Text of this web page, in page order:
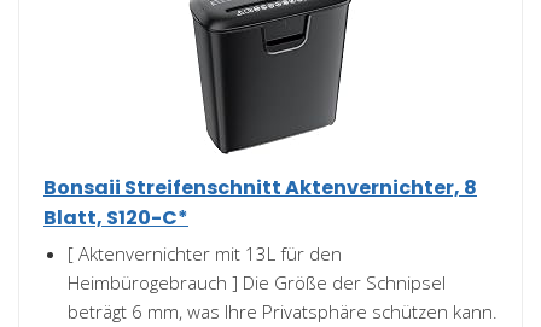
Bonsaii Streifenschnitt Aktenvernichter, 8
Blatt, S120-C*
[ Aktenvernichter mit 13L für den
Heimbürogebrauch ] Die Größe der Schnipsel
beträgt 6 mm, was Ihre Privatsphäre schützen kann.